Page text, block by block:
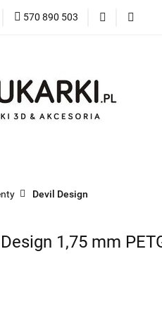
570 890 503
Blog Bestsellery
Devil Design
1,75 mm